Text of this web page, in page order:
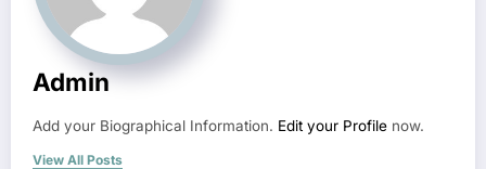
Admin
Add your Biographical Information. Edit your Profile now.
View All Posts